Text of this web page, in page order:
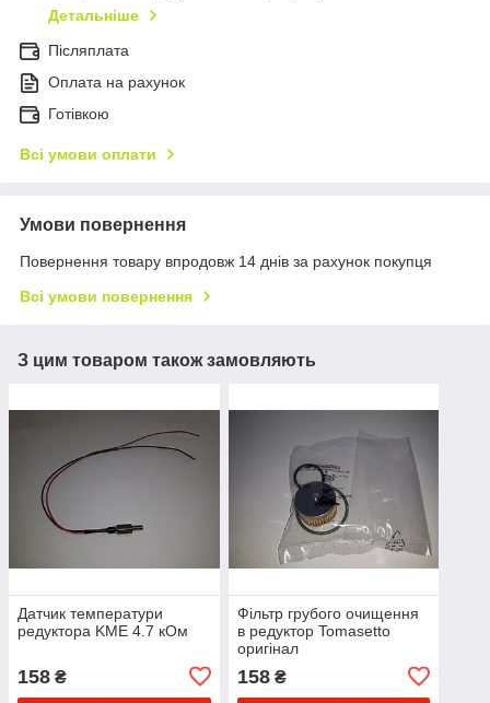
Детальніше
Післяплата
Оплата на рахунок
Готівкою
Всі умови оплати
Умови повернення
Повернення товару впродовж 14 днів за рахунок покупця
Всі умови повернення
З цим товаром також замовляють
Датчик температури
редуктора KME 4.7 кОм
158 ₴
Фільтр грубого очищення
в редуктор Tomasetto
оригінал
158₴